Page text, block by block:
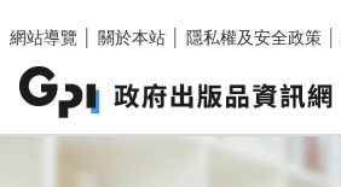
網站導覽
關於本站 隱私權及安全政策